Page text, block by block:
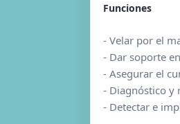
Funciones
- Velar por el
- Dar soporte
- Asegurar el
- Diagnóstico y
- Detectar e